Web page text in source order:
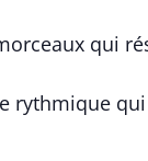
qui
rythmique